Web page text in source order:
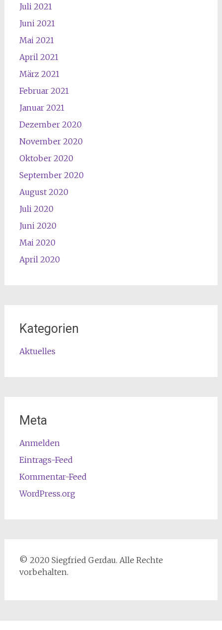
Juli 2021
Juni 2021
Mai 2021
April 2021
März 2021
Februar 2021
Januar 2021
Dezember 2020
November 2020
Oktober 2020
September 2020
August 2020
Juli 2020
Juni 2020
Mai 2020
April 2020
Kategorien
Aktuelles
Meta
Anmelden
Eintrags-Feed
Kommentar-Feed
WordPress.org
© 2020 Siegfried Gerdau. Alle Rechte
vorbehalten.